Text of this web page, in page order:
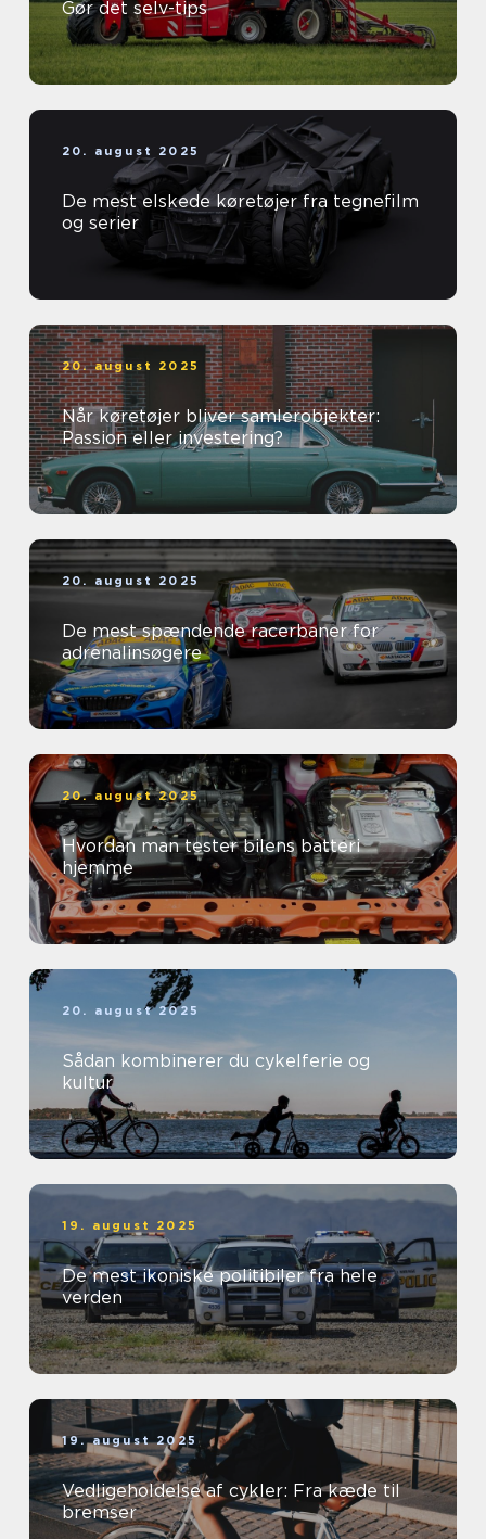
Gør det selv-tips
20. august 2025
De mest elskede køretøjer fra tegnefilm
og serier
20. august 2025
Når køretøjer bliver samlerobjekter:
Passion eller investering?
20. august 2025
De mest spændende racerbaner for
adrenalinsøgere
20. august 2025
Hvordan man tester bilens batteri
hjemme
20. august 2025
Sådan kombinerer du cykelferie og
kultur
19. august 2025
De mest ikoniske politibiler fra hele
verden
19. august 2025
Vedligeholdelse af cykler: Fra kæde til
bremser